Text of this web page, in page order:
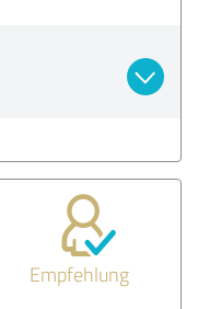
Empfehlung